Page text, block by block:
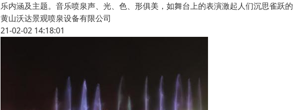
乐内涵及主题。音乐喷泉声、光、色、形俱美，如舞台上的表演激起人们沉思雀跃
黄山沃达景观喷泉设备有限公司
21-02-02 14:18:01